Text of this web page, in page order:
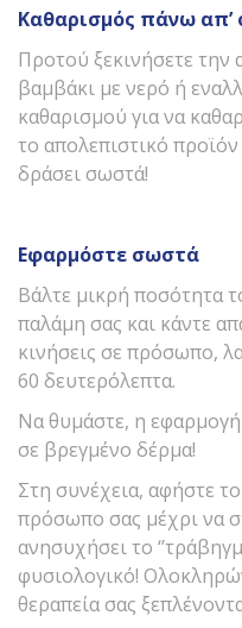
Καθαρισμός πάνω απ’
Προτού ξεκινήσετε την
βαμβάκι με νερό ή
καθαρισμού για να
το απολεπιστικό
δράσει σωστά!
Εφαρμόστε σωστά
Βάλτε μικρή ποσότητα
παλάμη σας και κάντε
κινήσεις σε πρόσωπο,
60 δευτερόλεπτα.
Να θυμάστε, η εφαρμογή
σε βρεγμένο δέρμα!
Στη συνέχεια, αφήστε
πρόσωπο σας μέχρι να
ανησυχήσει το
φυσιολογικό!
θεραπεία σας